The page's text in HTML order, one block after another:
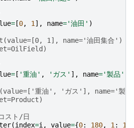
= [0, 1 ], name='油田' )
1], name='油田集合')
= [ '重油' , 'ガス' ], name='製品'
重油', 'ガス'], name='製品
スト/日
(index=i , value={0: 180, 1 : 160